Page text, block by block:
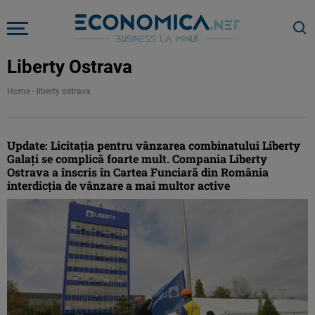
Liberty Ostrava
Home - liberty ostrava
Update: Licitația pentru vânzarea combinatului Liberty
Galați se complică foarte mult. Compania Liberty
Ostrava a înscris în Cartea Funciară din România
interdicția de vânzare a mai multor active